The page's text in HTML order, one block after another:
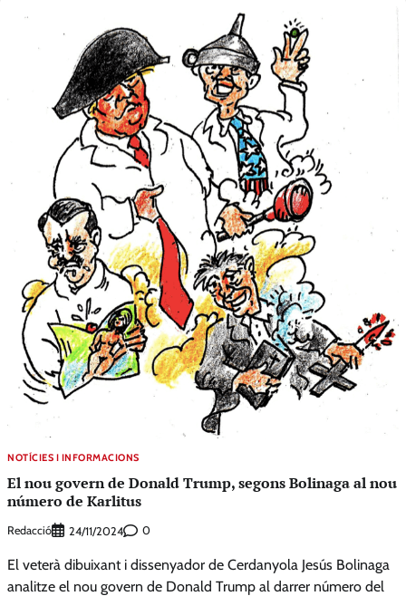
NOTÍCIES I INFORMACIONS
El nou govern de Donald Trump, segons Bolinaga al nou
número de Karlitus
Redacció 24/11/2024 0
El veterà dibuixant i dissenyador de Cerdanyola Jesús Bolinaga
analitze el nou govern de Donald Trump al darrer número del